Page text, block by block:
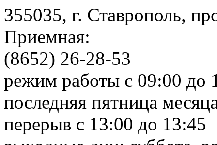
355035, г. Ставрополь,
Приемная:
(8652) 26-28-53
режим работы с 09:00 до
последняя пятница
перерыв с 13:00 до 13:45